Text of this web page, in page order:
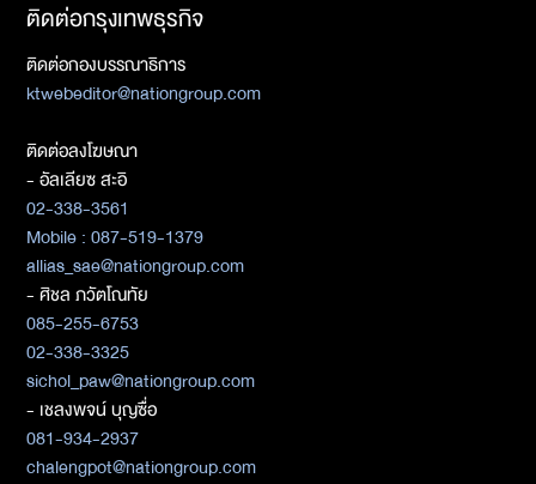
ติดต่อกรุงเทพธุรกิจ
ติดต่อกองบรรณาธิการ
ktwebeditor@nationgroup.com
ติดต่อลงโฆษณา
- อัลเลียซ สะอิ
02-338-3561
Mobile : 087-519-1379
allias_sae@nationgroup.com
- ศิชล ภวัตโณทัย
085-255-6753
02-338-3325
sichol_paw@nationgroup.com
- เชลงพจน์ บุญซื่อ
081-934-2937
chalengpot@nationgroup.com